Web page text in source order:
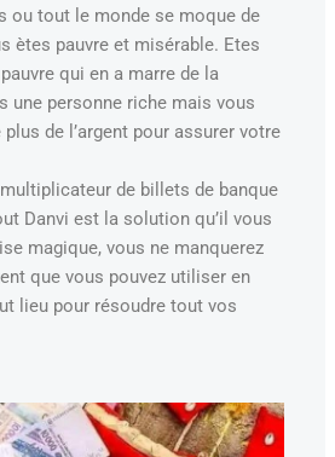
ou tout le monde se moque de
ètes pauvre et misérable. Etes
qui en a marre de la
une personne riche mais vous
de l’argent pour assurer votre
de billets de banque
Danvi est la solution qu’il vous
magique, vous ne manquerez
que vous pouvez utiliser en
lieu pour résoudre tout vos